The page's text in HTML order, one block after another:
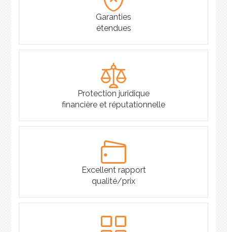
Garanties
étendues
Protection juridique
financière et réputationnelle
Excellent rapport
qualité/prix